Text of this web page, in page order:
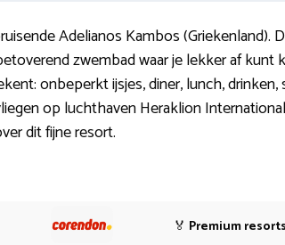
Adelianos Kambos (Griekenland).
zwembad waar je lekker af kunt
onbeperkt ijsjes, diner, lunch, drinken,
op luchthaven Heraklion
dit fijne resort.
🏅 Premium resorts